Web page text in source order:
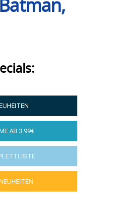
AB 3.99€